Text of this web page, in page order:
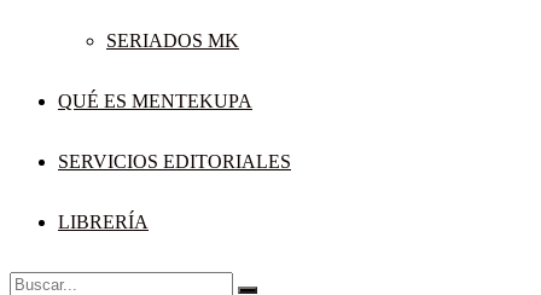
SERIADOS MK
QUÉ ES MENTEKUPA
SERVICIOS EDITORIALES
LIBRERÍA